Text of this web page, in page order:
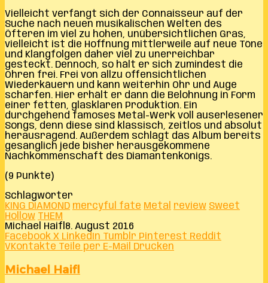
Vielleicht verfängt sich der Connaisseur auf der
Suche nach neuen musikalischen Welten des
Öfteren im viel zu hohen, unübersichtlichen Gras,
vielleicht ist die Hoffnung mittlerweile auf neue Töne
und Klangfolgen daher viel zu unerreichbar
gesteckt. Dennoch, so hält er sich zumindest die
Ohren frei. Frei von allzu offensichtlichen
Wiederkäuern und kann weiterhin Ohr und Auge
schärfen. Hier erhält er dann die Belohnung in Form
einer fetten, glasklaren Produktion. Ein
durchgehend famoses Metal-Werk voll auserlesener
Songs, denn diese sind klassisch, zeitlos und absolut
herausragend. Außerdem schlägt das Album bereits
gesanglich jede bisher herausgekommene
Nachkommenschaft des Diamantenkönigs.
(9 Punkte)
Schlagwörter
KING DIAMOND mercyful fate Metal review Sweet
Hollow THEM
Michael Haifl 8. August 2016
Facebook X LinkedIn Tumblr Pinterest Reddit
VKontakte Teile per E-Mail Drucken
Michael Haifl